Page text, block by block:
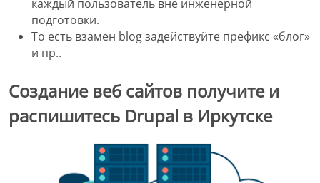
каждый пользователь вне инженерной
подготовки.
То есть взамен blog задействуйте префикс «блог»
и пр..
Создание веб сайтов получите и
распишитесь Drupal в Иркутске